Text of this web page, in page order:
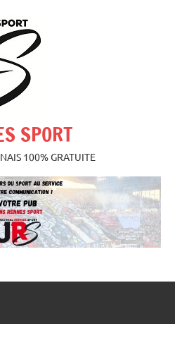
SPORT
100% GRATUITE